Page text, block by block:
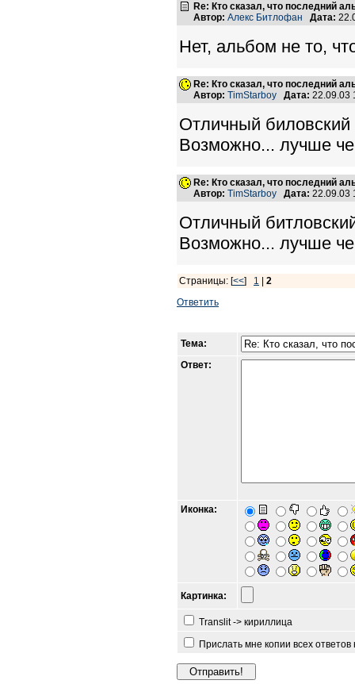
Re: Кто сказал, что последний
Автор: Алекс Битлофан Дата:
Нет, альбом не то,
Re: Кто сказал, что последний
Автор: TimStarboy Дата:
Отличный
Возможно... лучше
Re: Кто сказал, что последний
Автор: TimStarboy Дата:
Отличный
Возможно... лучше
Страницы: [<<] 1
2
Ответить
Тема:
Ответ:
Иконка:
Картинка:
Translit -> кириллица
Прислать мне копии всех